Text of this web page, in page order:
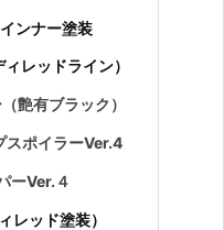
ンナー塗装
レッドライン）
艶有ブラック）
スポイラーVer.4
ーVer.４
レッド塗装）